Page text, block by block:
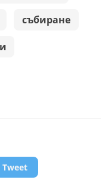
събиране
Tweet